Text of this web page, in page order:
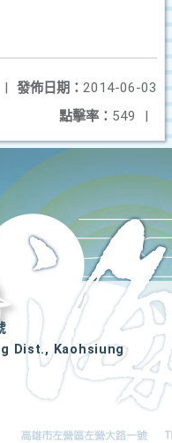
發佈日期： 2014-06-03
|
點擊率： 549 |
Dist., Kaohsiung